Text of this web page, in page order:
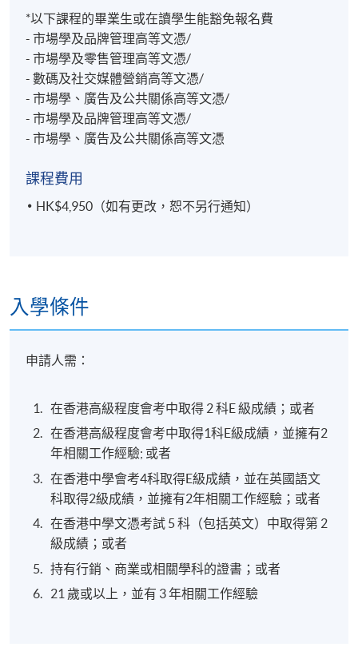
*以下課程的畢業生或在讀學生能豁免報名費
- 市場學及品牌管理高等文憑/
- 市場學及零售管理高等文憑/
- 數碼及社交媒體營銷高等文憑/
- 市場學、廣告及公共關係高等文憑/
- 市場學及品牌管理高等文憑/
- 市場學、廣告及公共關係高等文憑
課程費用
HK$4,950（如有更改，恕不另行通知）
入學條件
申請人需：
在香港高級程度會考中取得 2 科E 級成績；或者
在香港高級程度會考中取得1科E級成績，並擁有2
年相關工作經驗; 或者
在香港中學會考4科取得E級成績，並在英國語文
科取得2級成績，並擁有2年相關工作經驗；或者
在香港中學文憑考試 5 科（包括英文）中取得第 2
級成績；或者
持有行銷、商業或相關學科的證書；或者
21 歲或以上，並有 3 年相關工作經驗